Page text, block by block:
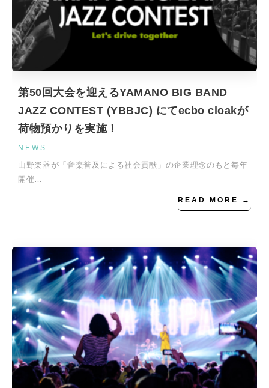
第50回大会を迎えるYAMANO BIG BAND
JAZZ CONTEST (YBBJC) にてecbo cloakが
荷物預かりを実施！
NEWS
山野楽器が「音楽普及による社会貢献」の企業理念のもと毎年
開催…
READ MORE →